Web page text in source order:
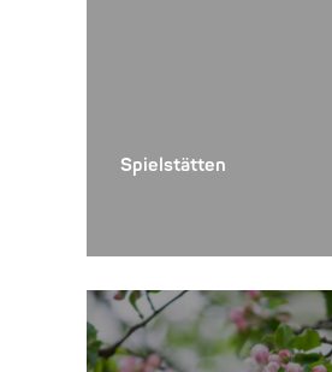
Spielstätten